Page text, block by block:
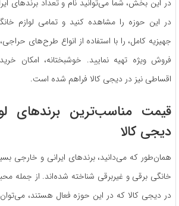
در این بخش، شما می‌توانید نام و تعداد برندهای
در این حوزه را مشاهده کنید و تمامی لوازم
جهیزیه کامل، را با استفاده از انواع طرح‌های
فروش ویژه تهیه نمایید. خوشبختانه، امکان
اقساطی نیز در دیجی کالا فراهم شده است.
قیمت مناسب‌ترین برندهای
دیجی کالا
همان‌طور که می‌دانید، برندهای ایرانی و خارجی
خانگی برقی و غیربرقی شناخته شده‌اند. از جمله
در دیجی کالا که در این حوزه فعال هستند، می‌توان